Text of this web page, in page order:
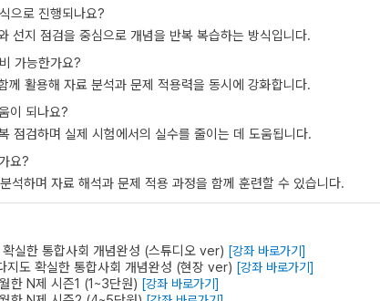
으로 진행되나요?
선지 점검을 중심으로 개념을 반복 복습하는 방식입니다.
가능한가요?
께 활용해 자료 분석과 문제 적용력을 동시에 강화합니다.
이 되나요?
점검하며 실제 시험에서의 실수를 줄이는 데 도움됩니다.
요?
석하며 자료 해석과 문제 적용 과정을 함께 훈련할 수 있습니다.
실한 통합사회 개념완성 (스튜디오 ver) [강좌 바로가기]
지도 확실한 통합사회 개념완성 (현장 ver) [강좌 바로가기]
한 N제 시즌1 (1~3단원) [강좌 바로가기]